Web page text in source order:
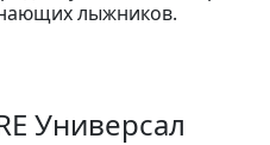
лыжников.
Универсал